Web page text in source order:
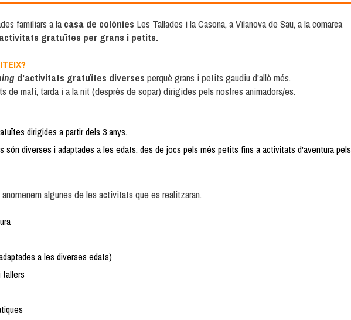
familiars a la casa de colònies Les Tallades i la Casona, a Vilanova de Sau, a la comarca
gratuïtes per grans i petits.
d'activitats gratuïtes diverses perquè grans i petits gaudiu d'allò més.
de matí, tarda i a la nit (després de sopar) dirigides pels nostres animadors/es.
dirigides a partir dels 3 anys.
són diverses i adaptades a les edats, des de jocs pels més petits fins a activitats d'aventura pels
algunes de les activitats que es realitzaran.
a les diverses edats)
tallers